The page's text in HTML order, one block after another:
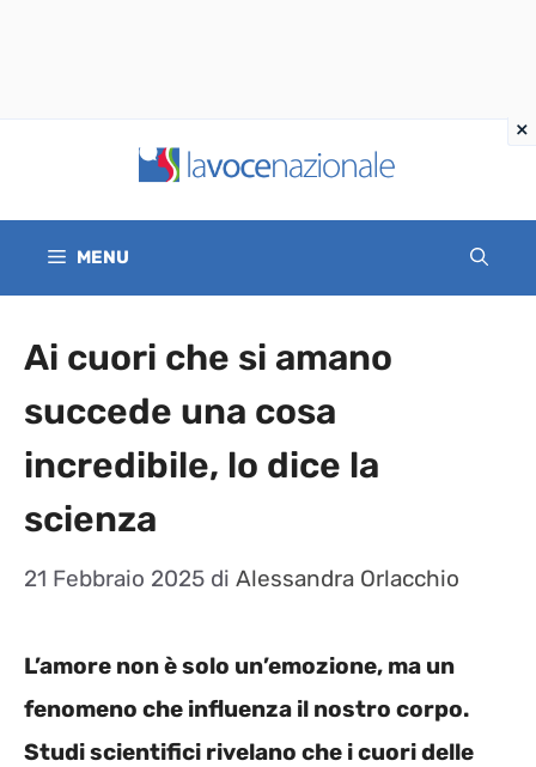
contenuto
MENU
Ai cuori che si amano
succede una cosa
incredibile, lo dice la
scienza
21 Febbraio 2025 di Alessandra Orlacchio
L’amore non è solo un’emozione, ma un
fenomeno che influenza il nostro corpo.
Studi scientifici rivelano che i cuori delle